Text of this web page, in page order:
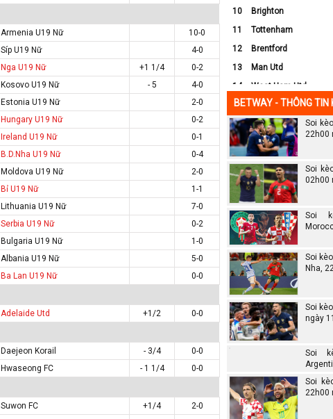
Armenia U19 Nữ
10-0
Síp U19 Nữ
4-0
Nga U19 Nữ +1 1/4
0-2
Kosovo U19 Nữ - 5
4-0
Estonia U19 Nữ
2-0
Hungary U19 Nữ
0-2
Ireland U19 Nữ
0-1
B.D.Nha U19 Nữ
0-4
Moldova U19 Nữ
2-0
Bỉ U19 Nữ
1-1
Lithuania U19 Nữ
7-0
Serbia U19 Nữ
0-2
Bulgaria U19 Nữ
1-0
Albania U19 Nữ
5-0
Ba Lan U19 Nữ
0-0
Adelaide Utd +1/2
0-0
Daejeon Korail - 3/4
0-0
Hwaseong FC - 1 1/4
0-0
Suwon FC +1/4
2-0
10
Brighton
11
Tottenham
12
Brentford
13
Man Utd
14
West Ham Utd
15
Everton
16
Crystal Palace
17
Leicester City
18
Ipswich
19
Wolves
20
Southampton
BETWAY - THÔNG TIN
Soi
22h00
Soi
02h00
Soi
Soi
Nha,
Soi
ngày
Soi
Soi
22h00